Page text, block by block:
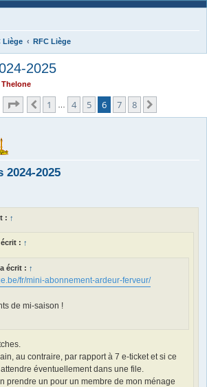
Liège RFC Liège
2025
Thelone
Page sur
Précédente
1 4 5 6 7 8
2024-2025
: ↑
écrit : ↑
a écrit : ↑
fr/mini-abonnement-ardeur-ferveur/
de mi-saison !
au contraire, par rapport à 7 e-ticket et si ce
éventuellement dans une file.
prendre un pour un membre de mon ménage